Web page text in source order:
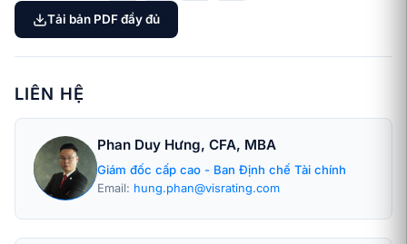
Tải bản PDF đầy đủ
LIÊN HỆ
Phan Duy Hưng, CFA, MBA
Giám đốc cấp cao - Ban Định chế Tài chính
Email: hung.phan@visrating.com